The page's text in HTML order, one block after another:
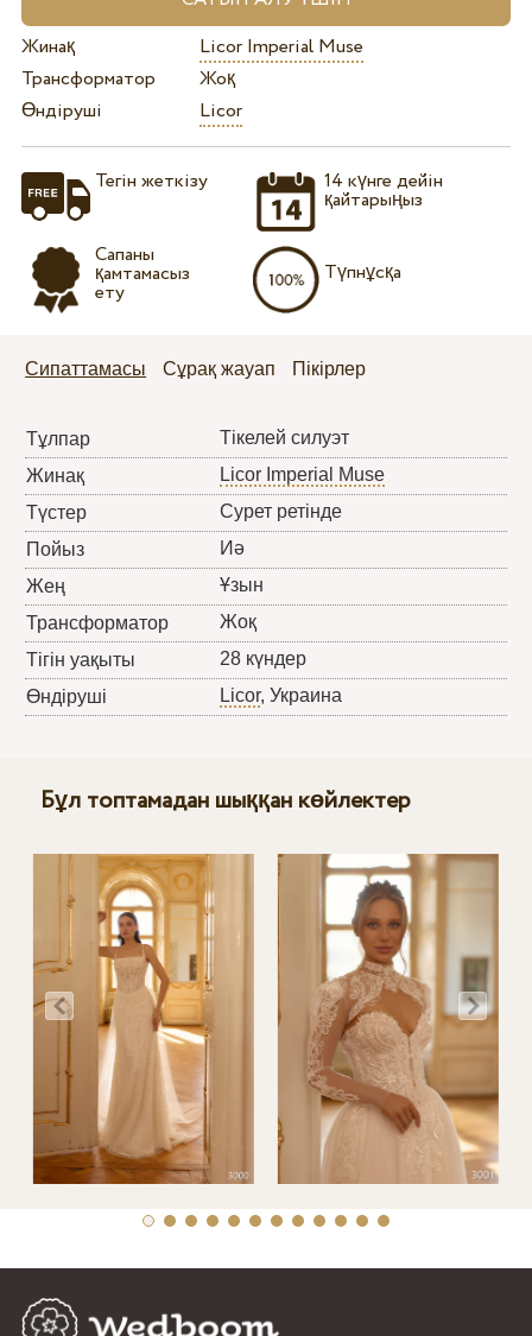
Жинақ
Licor Imperial Muse
Трансформатор
Жоқ
Өндіруші
Licor
Тегін жеткізу
Сапаны
қамтамасыз
ету
14 күнге дейін
қайтарыңыз
Түпнұсқа
Сипаттамасы Сұрақ жауап Пікірлер
Тұлпар
Тікелей силуэт
Жинақ
Licor Imperial Muse
Түстер
Сурет ретінде
Пойыз
Иә
Жең
Ұзын
Трансформатор
Жоқ
Тігін уақыты
28 күндер
Өндіруші
Licor, Украина
Бұл топтамадан шыққан көйлектер